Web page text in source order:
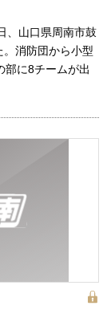
、山口県周南市鼓
消防団から小型
部に8チームが出